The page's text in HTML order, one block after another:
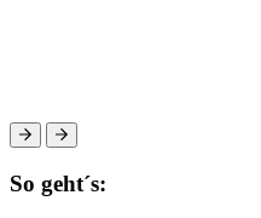
So geht´s: